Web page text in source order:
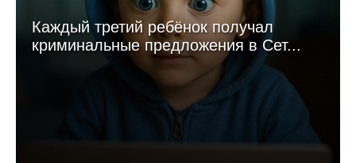
Каждый третий ребёнок получал
криминальные предложения в Сет...